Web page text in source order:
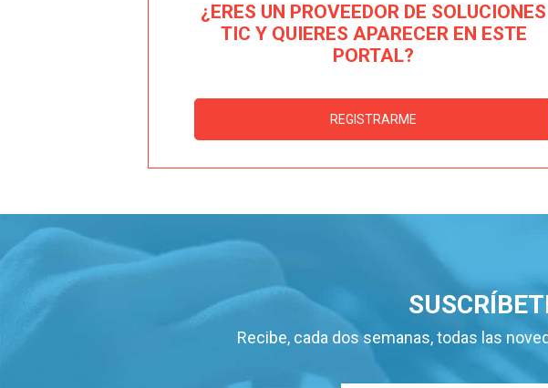
¿ERES UN PROVEEDOR DE SOLUCIONES
TIC Y QUIERES APARECER EN ESTE
PORTAL?
REGISTRARME
Recibe, cada dos semanas, todas las